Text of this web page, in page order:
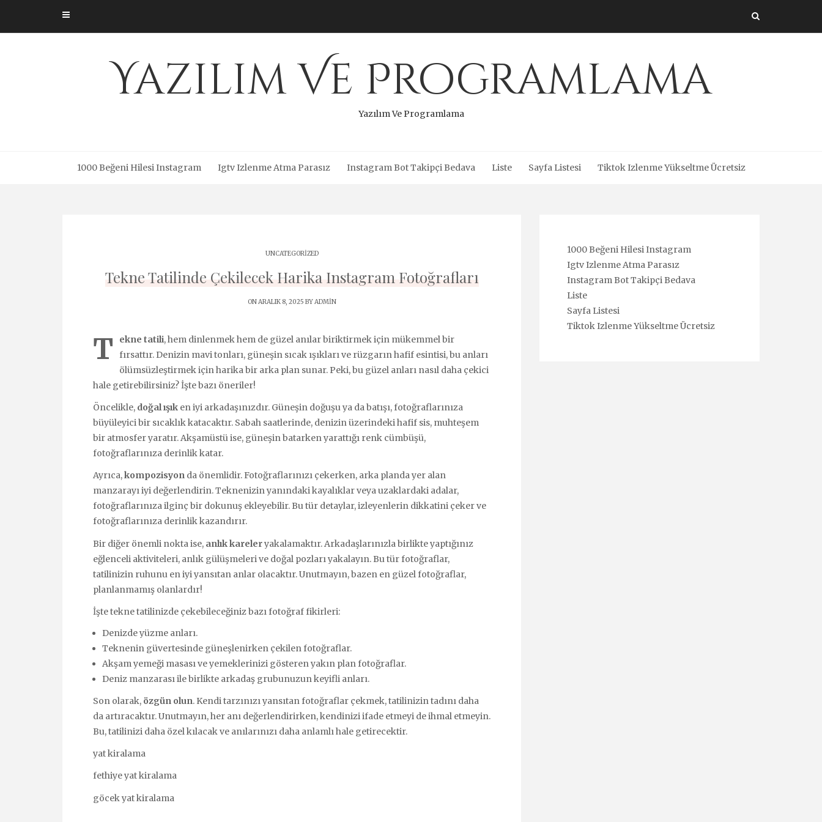
content
Yazılım Ve Programlama
Yazılım Ve Programlama
1000 Beğeni Hilesi Instagram Igtv Izlenme Atma Parasız Instagram Bot Takipçi Bedava Liste Sayfa Listesi Tiktok Izlenme Yükseltme Ücretsiz
UNCATEGORIZED
Tekne Tatilinde Çekilecek Harika Instagram Fotoğrafları
ON ARALIK 8, 2025 BYADMIN
T ekne tatili, hem dinlenmek hem de güzel anılar biriktirmek için mükemmel bir
fırsattır. Denizin mavi tonları, güneşin sıcak ışıkları ve rüzgarın hafif esintisi, bu anları
ölümsüzleştirmek için harika bir arka plan sunar. Peki, bu güzel anları nasıl daha çekici
hale getirebilirsiniz? İşte bazı öneriler!
Öncelikle, doğal ışık en iyi arkadaşınızdır. Güneşin doğuşu ya da batışı, fotoğraflarınıza
büyüleyici bir sıcaklık katacaktır. Sabah saatlerinde, denizin üzerindeki hafif sis, muhteşem
bir atmosfer yaratır. Akşamüstü ise, güneşin batarken yarattığı renk cümbüşü,
fotoğraflarınıza derinlik katar.
Ayrıca,kompozisyon da önemlidir. Fotoğraflarınızı çekerken, arka planda yer alan
manzarayı iyi değerlendirin. Teknenizin yanındaki kayalıklar veya uzaklardaki adalar,
fotoğraflarınıza ilginç bir dokunuş ekleyebilir. Bu tür detaylar, izleyenlerin dikkatini çeker ve
fotoğraflarınıza derinlik kazandırır.
Bir diğer önemli nokta ise, anlık kareleryakalamaktır. Arkadaşlarınızla birlikte yaptığınız
eğlenceli aktiviteleri, anlık gülüşmeleri ve doğal pozları yakalayın. Bu tür fotoğraflar,
tatilinizin ruhunu en iyi yansıtan anlar olacaktır. Unutmayın, bazen en güzel fotoğraflar,
planlanmamış olanlardır!
İşte tekne tatilinizde çekebileceğiniz bazı fotoğraf fikirleri:
Denizde yüzme anları.
Teknenin güvertesinde güneşlenirken çekilen fotoğraflar.
Akşam yemeği masası ve yemeklerinizi gösteren yakın plan fotoğraflar.
Deniz manzarası ile birlikte arkadaş grubunuzun keyifli anları.
Son olarak, özgün olun. Kendi tarzınızı yansıtan fotoğraflar çekmek, tatilinizin tadını daha
da artıracaktır. Unutmayın, her anı değerlendirirken, kendinizi ifade etmeyi de ihmal etmeyin.
Bu, tatilinizi daha özel kılacak ve anılarınızı daha anlamlı hale getirecektir.
yat kiralama
fethiye yat kiralama
göcek yat kiralama
1000 Beğeni Hilesi Instagram
Igtv Izlenme Atma Parasız
Instagram Bot Takipçi Bedava
Liste
Sayfa Listesi
Tiktok Izlenme Yükseltme Ücretsiz